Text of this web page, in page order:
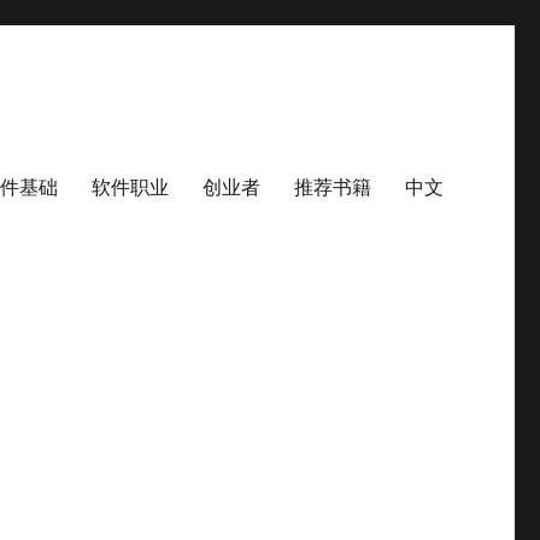
基础 软件职业 创业者 推荐书籍 中文